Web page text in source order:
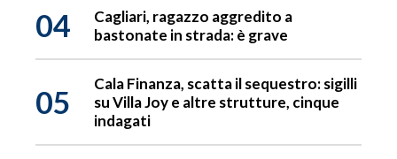
04
Cagliari, ragazzo aggredito a
bastonate in strada: è grave
05
Cala Finanza, scatta il sequestro: sigilli
su Villa Joy e altre strutture, cinque
indagati